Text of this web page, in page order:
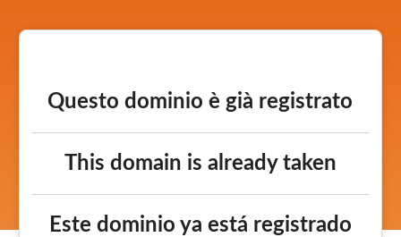
Questo dominio è già registrato
This domain is already taken
Este dominio ya está registrado